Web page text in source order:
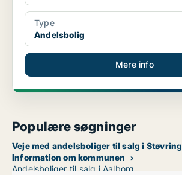
Type
Andelsbolig
Mere info
Populære søgninger
Veje med andelsboliger til salg i Støvring
Information om kommunen
Andelsboliger til salg i Aalborg